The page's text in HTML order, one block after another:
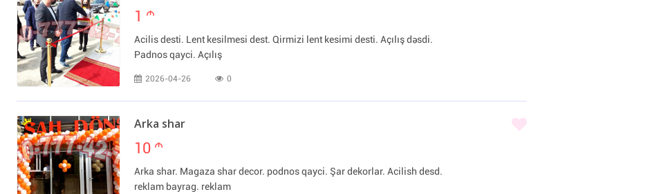
1 m
Acilis desti. Lent kesilmesi dest. Qirmizi lent kesimi desti. Açılış dəsdi.
Padnos qayci. Açılış
2026-04-26 0
Arka shar
10 m
Arka shar. Magaza shar decor. podnos qayci. Şar dekorlar. Acilish desd.
reklam bayrag. reklam